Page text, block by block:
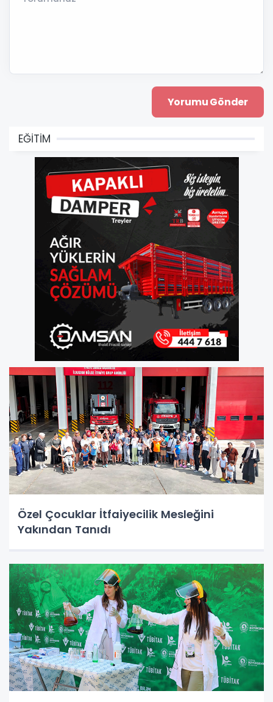
EĞİTİM
Özel Çocuklar İtfaiyecilik Mesleğini
Yakından Tanıdı